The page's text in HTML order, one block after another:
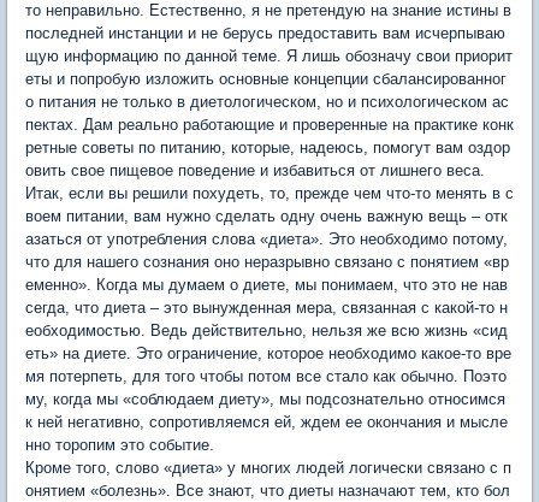
то неправильно. Естественно, я не претендую на знание истины в
последней инстанции и не берусь предоставить вам исчерпываю
щую информацию по данной теме. Я лишь обозначу свои приорит
еты и попробую изложить основные концепции сбалансированног
о питания не только в диетологическом, но и психологическом ас
пектах. Дам реально работающие и проверенные на практике конк
ретные советы по питанию, которые, надеюсь, помогут вам оздор
овить свое пищевое поведение и избавиться от лишнего веса.
Итак, если вы решили похудеть, то, прежде чем что-то менять в с
воем питании, вам нужно сделать одну очень важную вещь – отк
азаться от употребления слова «диета». Это необходимо потому,
что для нашего сознания оно неразрывно связано с понятием «вр
еменно». Когда мы думаем о диете, мы понимаем, что это не нав
сегда, что диета – это вынужденная мера, связанная с какой-то н
еобходимостью. Ведь действительно, нельзя же всю жизнь «сид
еть» на диете. Это ограничение, которое необходимо какое-то вре
мя потерпеть, для того чтобы потом все стало как обычно. Поэто
му, когда мы «соблюдаем диету», мы подсознательно относимся
к ней негативно, сопротивляемся ей, ждем ее окончания и мысле
нно торопим это событие.
Кроме того, слово «диета» у многих людей логически связано с п
онятием «болезнь». Все знают, что диеты назначают тем, кто бол